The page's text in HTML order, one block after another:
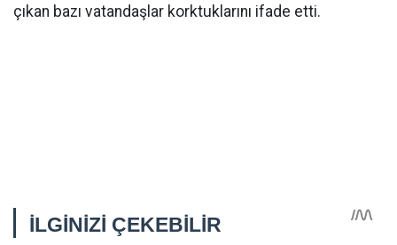
çıkan bazı vatandaşlar korktuklarını ifade etti.